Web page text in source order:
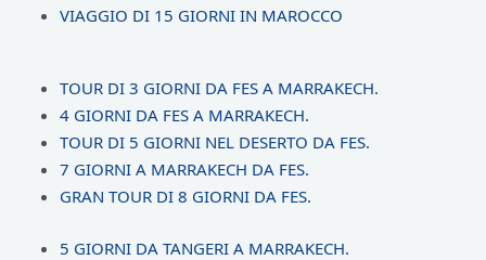
VIAGGIO DI 15 GIORNI IN MAROCCO
TOUR DI 3 GIORNI DA FES A MARRAKECH.
4 GIORNI DA FES A MARRAKECH.
TOUR DI 5 GIORNI NEL DESERTO DA FES.
7 GIORNI A MARRAKECH DA FES.
GRAN TOUR DI 8 GIORNI DA FES.
5 GIORNI DA TANGERI A MARRAKECH.